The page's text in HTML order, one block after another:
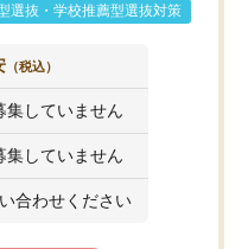
選抜・学校推薦型選抜対策
（税込）
集していません
集していません
合わせください